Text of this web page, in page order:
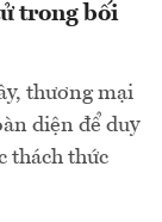
trong bối
thương mại
diện để duy
thách thức